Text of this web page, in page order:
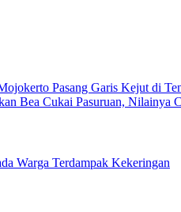
Pasang Garis Kejut di
Bea Cukai Pasuruan, Nilainya
Warga Terdampak Kekeringan